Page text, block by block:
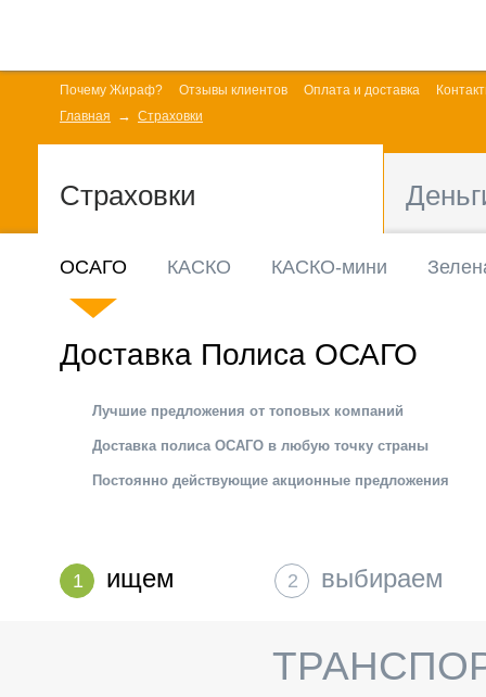
Почему Жираф? Отзывы клиентов Оплата и доставка
Главная
Страховки
Страховки
ОСАГО КАСКО КАСКО-мини
Доставка Полиса ОСАГО
Лучшие предложения от топовых компаний
Доставка полиса ОСАГО в любую точку страны
Постоянно действующие акционные предложения
ищем
1 выбираем
2